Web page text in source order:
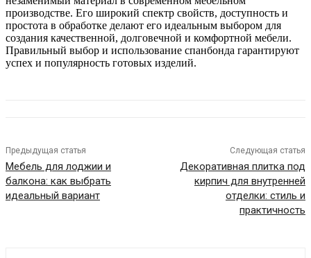
производстве. Его широкий спектр свойств, доступность и
простота в обработке делают его идеальным выбором для
создания качественной, долговечной и комфортной мебели.
Правильный выбор и использование спанбонда гарантируют
успех и популярность готовых изделий.
Предыдущая статья
Мебель для лоджии и
балкона: как выбрать
идеальный вариант
Следующая статья
Декоративная плитка под
кирпич для внутренней
отделки: стиль и
практичность